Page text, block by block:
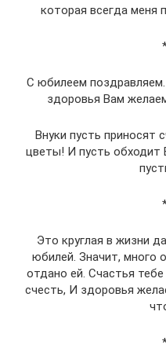
которая всегда меня
С юбилеем
здоровья Вам
Внуки пусть приносят
цветы! И пусть обходит
Это круглая в жизни
юбилей. Значит, много
отдано ей. Счастья
счесть, И здоровья